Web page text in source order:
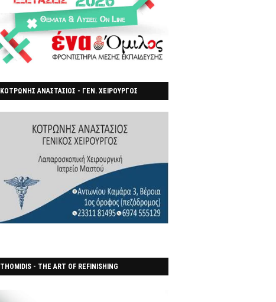
ΚΟΤΡΩΝΗΣ ΑΝΑΣΤΑΣΙΟΣ - ΓΕΝ. ΧΕΙΡΟΥΡΓΟΣ
THOMIDIS - THE ART OF REFINISHING